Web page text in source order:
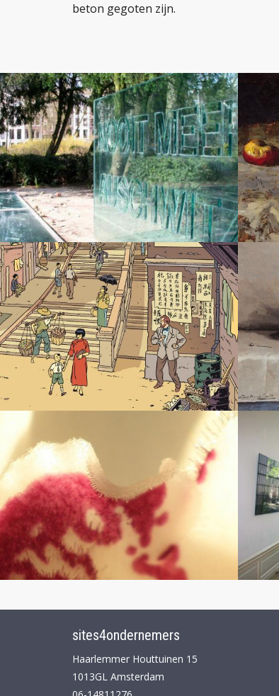
beton gegoten zijn.
sites4ondernemers
Haarlemmer Houttuinen 15
1013GL Amsterdam